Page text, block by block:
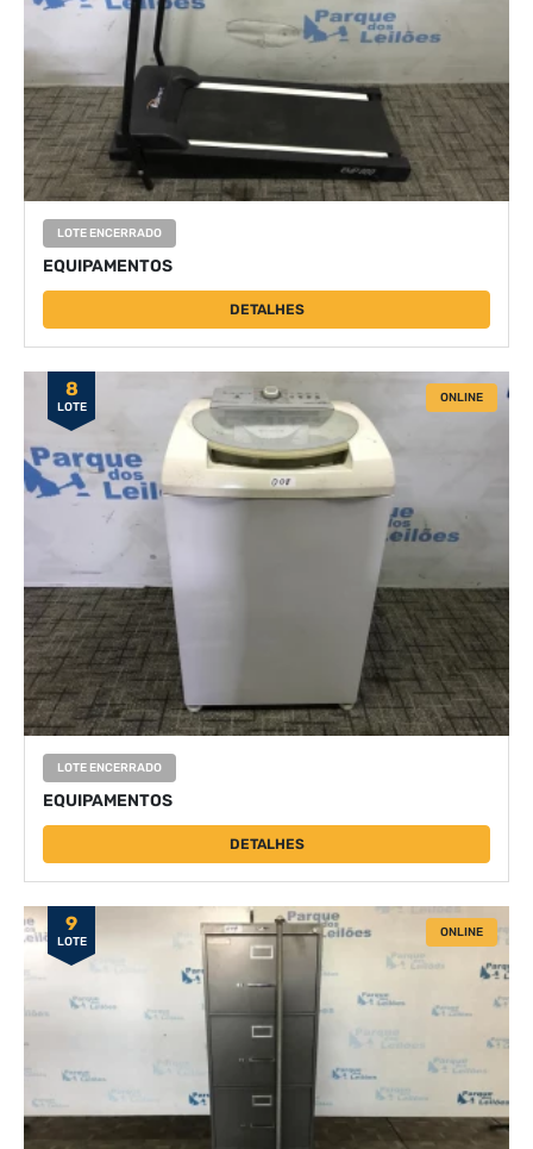
LOTE ENCERRADO
EQUIPAMENTOS
DETALHES
8
LOTE
ONLINE
LOTE ENCERRADO
EQUIPAMENTOS
DETALHES
9
LOTE
ONLINE